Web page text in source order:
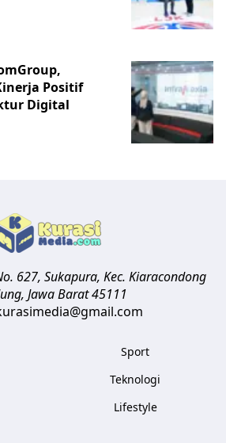
Positif
Digital
627, Sukapura, Kec. Kiaracondong
, Jawa Barat45111
Sport
Teknologi
Lifestyle